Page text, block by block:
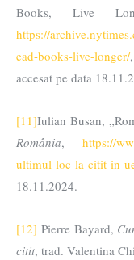
Books, Live
https://
ead-books-live-longer/
accesat pe data
[11]Iulian Busan,
România, https://
ultimul-loc-la-citit-in-
18.11.2024.
[12] Pierre Bayard,
citit, trad. Valentina